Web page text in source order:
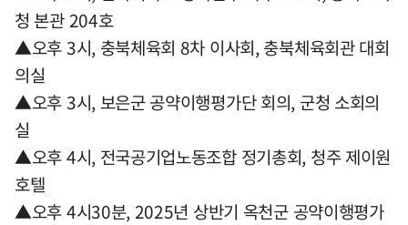
청 본관 204호
▲오후 3시, 충북체육회 8차 이사회, 충북체육회관 대회
의실
▲오후 3시, 보은군 공약이행평가단 회의, 군청 소회의
실
▲오후 4시, 전국공기업노동조합 정기총회, 청주 제이원
호텔
▲오후 4시30분, 2025년 상반기 옥천군 공약이행평가